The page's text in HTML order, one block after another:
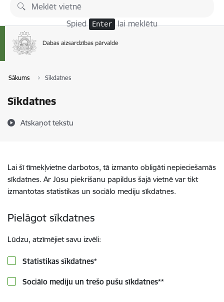
Pāriet uz lapas saturu
Spied Enter lai meklētu
Sākums Sīkdatnes
Sīkdatnes
Atskaņot tekstu
Lai šī tīmekļvietne darbotos, tā izmanto obligāti nepieciešamās
sīkdatnes. Ar Jūsu piekrišanu papildus šajā vietnē var tikt
izmantotas statistikas un sociālo mediju sīkdatnes.
Pielāgot sīkdatnes
Lūdzu, atzīmējiet savu izvēli:
Statistikas sīkdatnes*
Sociālo mediju un trešo pušu sīkdatnes**